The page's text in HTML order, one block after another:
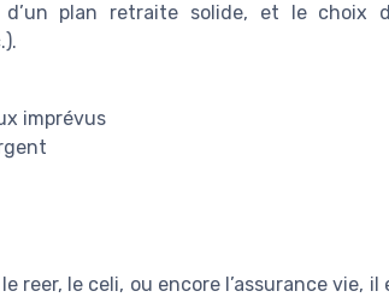
plan retraite solide, et le choix
imprévus
reer, le celi, ou encore l’assurance vie, il